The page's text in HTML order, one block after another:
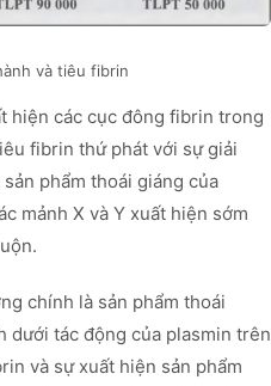
và tiêu fibrin
hiện các cục đông fibrin trong
fibrin thứ phát với sự giải
phẩm thoái giáng của
mảnh X và Y xuất hiện sớm
chính là sản phẩm thoái
dưới tác động của plasmin trên
và sự xuất hiện sản phẩm